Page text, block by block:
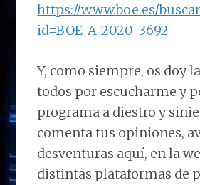
https://www.boe.es/
id=BOE-A-2020-3692
Y, como siempre, os doy
todos por escucharme y
programa a diestro y
comenta tus opiniones,
desventuras aquí, en la
distintas plataformas de